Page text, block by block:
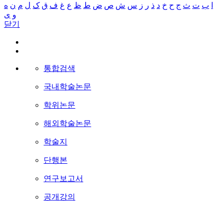
ب ت ث ج ح خ د ذ ر ز س ش ص ض ط ظ ع غ ف ق ک ل م ن ه
و ی
닫기
통합검색
국내학술논문
학위논문
해외학술논문
학술지
단행본
연구보고서
공개강의